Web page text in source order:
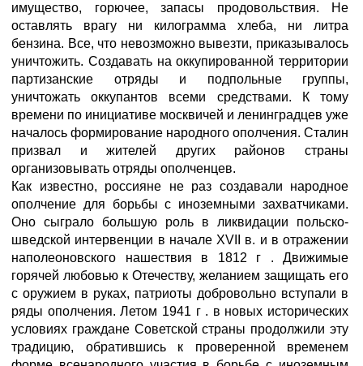
имущество, горючее, запасы продовольствия. Не
оставлять врагу ни килограмма хлеба, ни литра
бензина. Все, что невозможно вывезти, приказывалось
уничтожить. Создавать на оккупированной территории
партизанские отряды и подпольные группы,
уничтожать оккупантов всеми средствами. К тому
времени по инициативе москвичей и ленинградцев уже
началось формирование народного ополчения. Сталин
призвал и жителей других районов страны
организовывать отряды ополченцев.
Как известно, россияне не раз создавали народное
ополчение для борьбы с иноземными захватчиками.
Оно сыграло большую роль в ликвидации польско-
шведской интервенции в начале XVII в. и в отражении
наполеоновского нашествия в 1812 г . Движимые
горячей любовью к Отечеству, желанием защищать его
с оружием в руках, патриоты добровольно вступали в
ряды ополчения. Летом 1941 г . в новых исторических
условиях граждане Советской страны продолжили эту
традицию, обратившись к проверенной временем